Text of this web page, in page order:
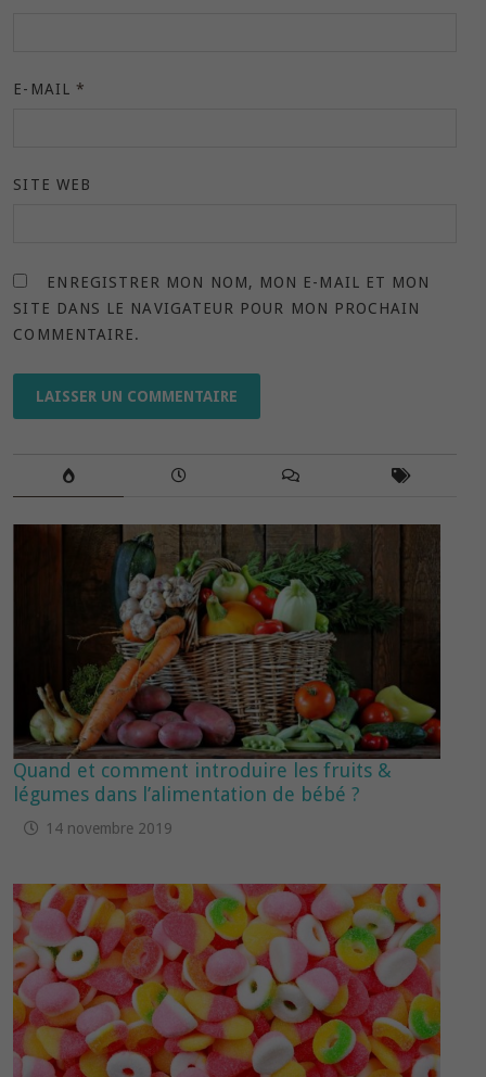
E-MAIL *
SITE WEB
ENREGISTRER MON NOM, MON E-MAIL ET MON
SITE DANS LE NAVIGATEUR POUR MON PROCHAIN
COMMENTAIRE.
Quand et comment introduire les fruits &
légumes dans l’alimentation de bébé ?
14 novembre 2019